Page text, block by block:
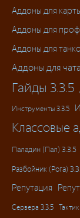
Аддоны для
Аддоны для
Аддоны для
Аддоны для
Гайды 3.3.5
Инструменты 3.3.5
Классовые
Паладин (Пал) 3.3.5
Разбойник (Рога)
Репутация
Сервера 3.3.5